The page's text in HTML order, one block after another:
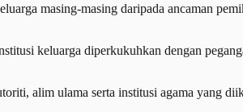
masing-masing daripada ancaman
keluarga diperkukuhkan dengan
alim ulama serta institusi agama yang